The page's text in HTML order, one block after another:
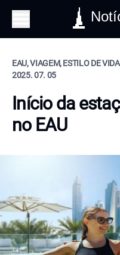
EAU, VIAGEM, ESTILO DE VIDA
2025. 07. 05
Início da
no EAU